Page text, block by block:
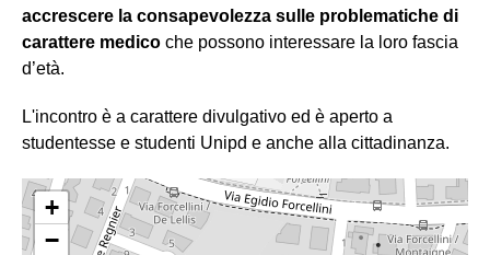
accrescere la consapevolezza sulle problematiche di
carattere medico che possono interessare la loro fascia
d’età.
L'incontro è a carattere divulgativo ed è aperto a
studentesse e studenti Unipd e anche alla cittadinanza.
+
−